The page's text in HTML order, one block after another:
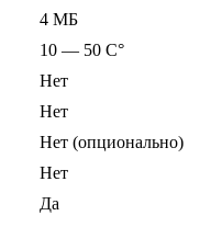
4 МБ
10 — 50 C°
Нет
Нет
Нет (опционально)
Нет
Да